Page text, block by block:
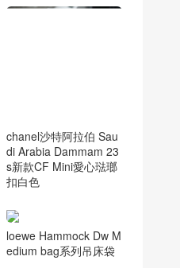
chanel沙特阿拉伯 Sau
di Arabia Dammam 23
s新款CF Mini愛心琺瑯
扣白色
loewe Hammock Dw M
edium bag系列吊床袋